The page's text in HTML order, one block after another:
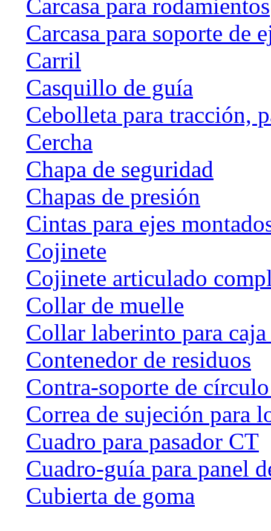
Carcasa para rodamientos
Carcasa para soporte de
Carril
Casquillo de guía
Cebolleta para tracción,
Cercha
Chapa de seguridad
Chapas de presión
Cintas para ejes
Cojinete
Cojinete articulado
Collar de muelle
Collar laberinto para
Contenedor de residuos
Contra-soporte de
Correa de sujeción para
Cuadro para pasador CT
Cuadro-guía para panel
Cubierta de goma